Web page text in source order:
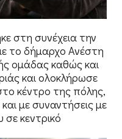
στη συνέχεια την
το δήμαρχο Ανέστη
ομάδας καθώς και
και ολοκλήρωσε
κέντρο της πόλης,
με συναντήσεις με
σε κεντρικό